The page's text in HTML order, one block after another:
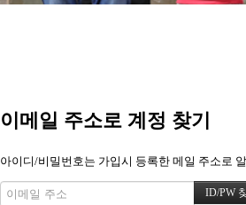
이메일 주소로 계정 찾기
아이디/비밀번호는 가입시 등록한 메일 주소로